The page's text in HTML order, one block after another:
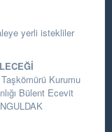
yerli istekliler
Kurumu
Bülent Ecevit